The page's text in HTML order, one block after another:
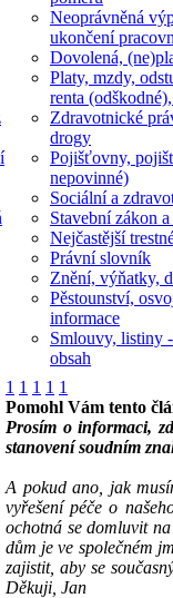
Neoprávněná
ukončení
Dovolená,
Platy, mzdy,
renta
Zdravotnické
drogy
Pojišťovny,
nepovinné)
Sociální a
Stavební zákon
Nejčastější
Právní slovník
Znění, výňatky,
Pěstounství,
informace
Smlouvy, listiny
obsah
1 1 1 1 1
Pomohl Vám tento
Prosím o informaci,
stanovení soudním
A pokud ano, jak
vyřešení péče o
ochotná se domluvit
dům je ve společném
zajistit, aby se
Děkuji, Jan